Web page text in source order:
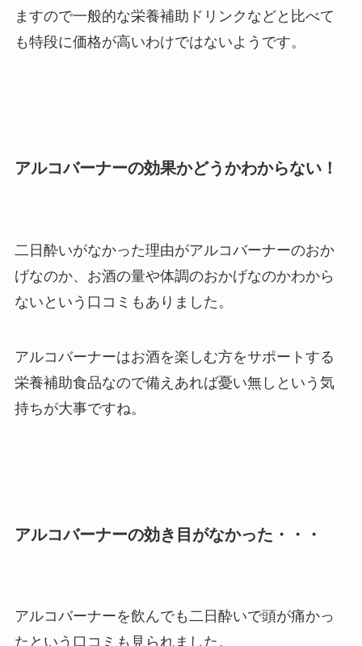
ますので一般的な栄養補助ドリンクなどと比べて
も特段に価格が高いわけではないようです。
アルコバーナーの効果かどうかわからない！
二日酔いがなかった理由がアルコバーナーのおか
げなのか、お酒の量や体調のおかげなのかわから
ないという口コミもありました。
アルコバーナーはお酒を楽しむ方をサポートする
栄養補助食品なので備えあれば憂い無しという気
持ちが大事ですね。
アルコバーナーの効き目がなかった・・・
アルコバーナーを飲んでも二日酔いで頭が痛かっ
たという口コミも見られました。